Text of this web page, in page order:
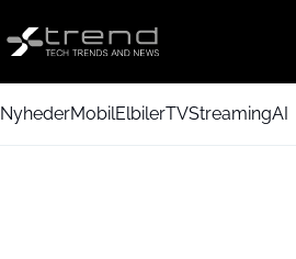
NyhederMobilElbilerTVStreamingAI